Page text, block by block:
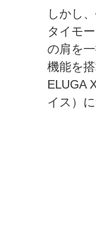
しかし
タイモ
の肩を
機能を
ELUGA
イス）